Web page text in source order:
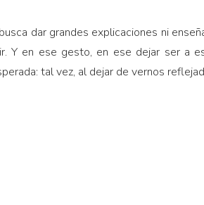
dar grandes explicaciones ni
Y en ese gesto, en ese dejar ser a
tal vez, al dejar de vernos